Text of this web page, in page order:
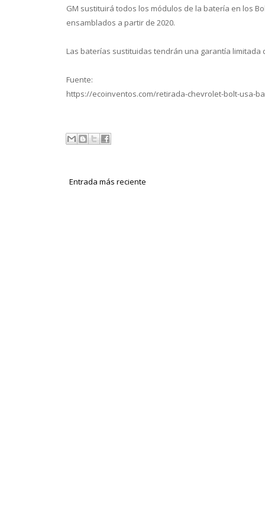
GM sustituirá todos los módulos de la batería en los
ensamblados a partir de 2020.
Las baterías sustituidas tendrán una garantía limitada
Fuente:
https://ecoinventos.com/retirada-chevrolet-bolt-usa-
Entrada más reciente